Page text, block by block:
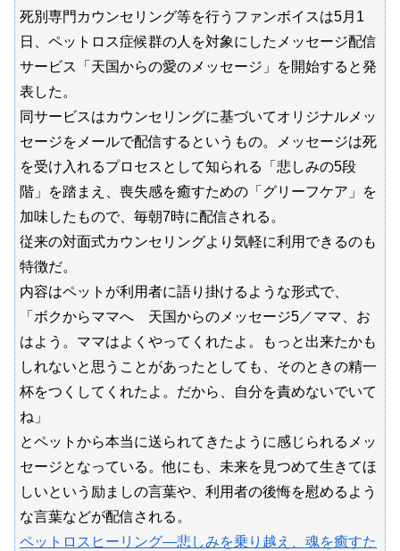
死別専門カウンセリング等を行うファンボイスは5月1
日、ペットロス症候群の人を対象にしたメッセージ配信
サービス「天国からの愛のメッセージ」を開始すると発
表した。
同サービスはカウンセリングに基づいてオリジナルメッ
セージをメールで配信するというもの。メッセージは死
を受け入れるプロセスとして知られる「悲しみの5段
階」を踏まえ、喪失感を癒すための「グリーフケア」を
加味したもので、毎朝7時に配信される。
従来の対面式カウンセリングより気軽に利用できるのも
特徴だ。
内容はペットが利用者に語り掛けるような形式で、
「ボクからママへ 天国からのメッセージ5／ママ、お
はよう。ママはよくやってくれたよ。もっと出来たかも
しれないと思うことがあったとしても、そのときの精一
杯をつくしてくれたよ。だから、自分を責めないでいて
ね」
とペットから本当に送られてきたように感じられるメッ
セージとなっている。他にも、未来を見つめて生きてほ
しいという励ましの言葉や、利用者の後悔を慰めるよう
な言葉などが配信される。
ペットロスヒーリング―悲しみを乗り越え、魂を癒すた